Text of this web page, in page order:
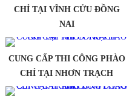
CHỈ TẠI VĨNH CỬU ĐỒNG
NAI
CUNG CẤP THI CÔNG PHÀO
CHỈ TẠI NHƠN TRẠCH